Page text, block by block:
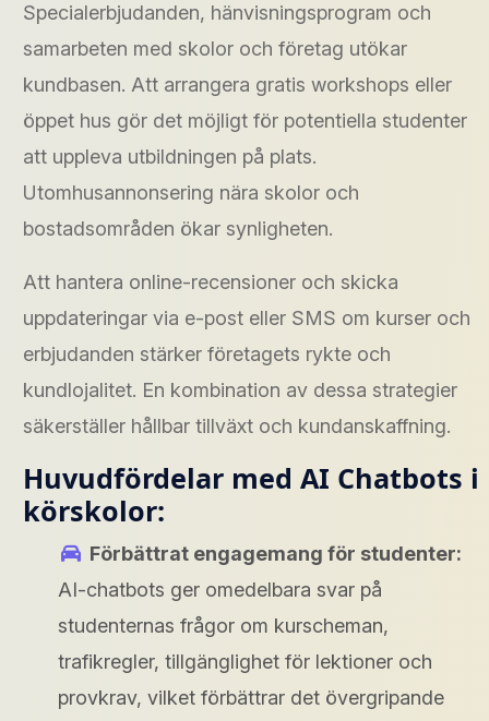
Specialerbjudanden, hänvisningsprogram och
samarbeten med skolor och företag utökar
kundbasen. Att arrangera gratis workshops eller
öppet hus gör det möjligt för potentiella studenter
att uppleva utbildningen på plats.
Utomhusannonsering nära skolor och
bostadsområden ökar synligheten.
Att hantera online-recensioner och skicka
uppdateringar via e-post eller SMS om kurser och
erbjudanden stärker företagets rykte och
kundlojalitet. En kombination av dessa strategier
säkerställer hållbar tillväxt och kundanskaffning.
Huvudfördelar med AI Chatbots i
körskolor:
Förbättrat engagemang för studenter:
AI-chatbots ger omedelbara svar på
studenternas frågor om kurscheman,
trafikregler, tillgänglighet för lektioner och
provkrav, vilket förbättrar det övergripande